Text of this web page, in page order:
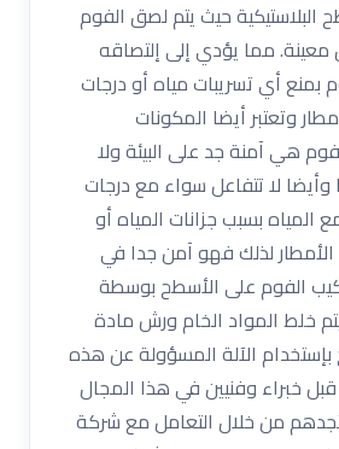
البلاستيكية حيث يتم لصق الفوم
مما يؤدي إلى إلتصاقه
أي تسريبات مياه أو درجات
وتعتبر أيضا المكونات
هي آمنة جد على البيئة ولا
وأيضا لا تتفاعل سواء مع درجات
المياه بسبب جزانات المياه أو
لذلك فهو آمن جدا في
الفوم على الأسطح بوسطة
خلط المواد الخام ورش مادة
الآلة المسؤولة عن هذه
خبراء وفنيين في هذا المجال
من خلال التعامل مع شركة